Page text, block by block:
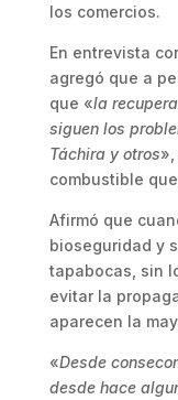
los comercios.
En entrevista
agregó que a
que «la
siguen los
Táchira y otros
combustible
Afirmó que
bioseguridad y
tapabocas, sin
evitar la
aparecen la
«Desde
desde hace